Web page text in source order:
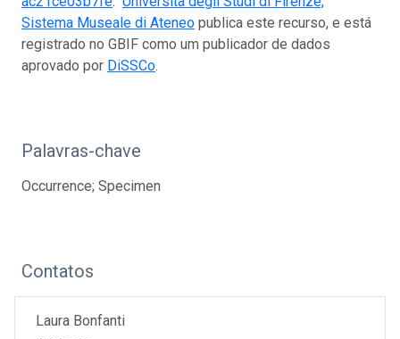
Sistema Museale di Ateneo publica este recurso, e está
registrado no GBIF como um publicador de dados
aprovado por DiSSCo.
Palavras-chave
Occurrence; Specimen
Contatos
Laura Bonfanti